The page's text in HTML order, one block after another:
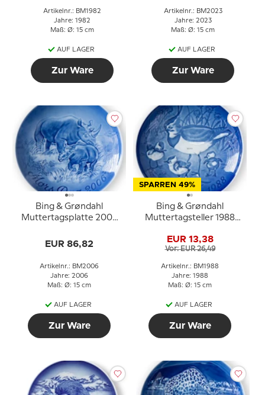
Artikelnr.: BM1982
Jahre: 1982
Maß: Ø: 15 cm
AUF LAGER
Zur Ware
Artikelnr.: BM2023
Jahre: 2023
Maß: Ø: 15 cm
AUF LAGER
Zur Ware
Bing & Grøndahl
Muttertagsplatte 2006
Jungem
EUR 86,82
Artikelnr.: BM2006
Jahre: 2006
Maß: Ø: 15 cm
AUF LAGER
Zur Ware
SPARREN 49%
Bing & Grøndahl
Muttertagsteller 1988
EUR 13,38
Vor: EUR 26,49
Artikelnr.: BM1988
Jahre: 1988
Maß: Ø: 15 cm
AUF LAGER
Zur Ware